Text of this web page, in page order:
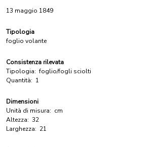
13 maggio 1849
Tipologia
foglio volante
Consistenza rilevata
Tipologia: foglio/fogli sciolti
Quantità: 1
Dimensioni
Unità di misura: cm
Altezza: 32
Larghezza: 21